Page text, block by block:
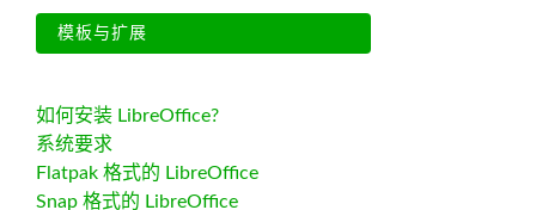
模板与扩展
如何安装 LibreOffice?
系统要求
Flatpak 格式的 LibreOffice
Snap 格式的 LibreOffice